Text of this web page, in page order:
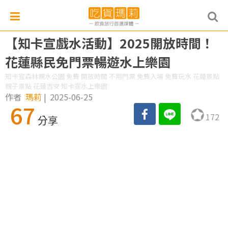
【知卡宣戲水活動】2025開放時間！
花蓮縣民免門票暢遊水上樂園
知卡宣森林親水公園 免費 開放時間 不用門票 免費入場 免費玩水 花蓮景點
親子景點 花蓮吉安 知卡宣水上樂園
作者 瑪莉 | 2025-06-25
67 分享 172